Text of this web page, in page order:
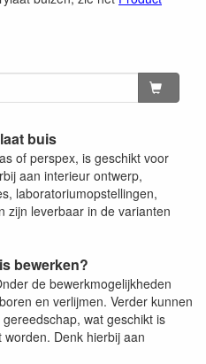
buis
of perspex, is geschikt voor
aan interieur ontwerp,
laboratoriumopstellingen,
zijn leverbaar in de varianten
bewerken?
de bewerkmogelijkheden
en verlijmen. Verder kunnen
wat geschikt is
Denk hierbij aan